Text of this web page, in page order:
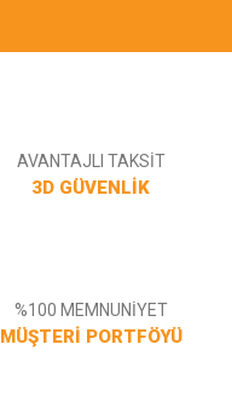
AVANTAJLI TAKSİT
3D GÜVENLİK
%100 MEMNUNİYET
MÜŞTERİ PORTFÖYÜ